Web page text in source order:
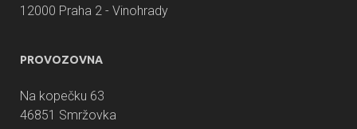
12000 Praha 2 - Vinohrady
PROVOZOVNA
Na kopečku 63
46851 Smržovka